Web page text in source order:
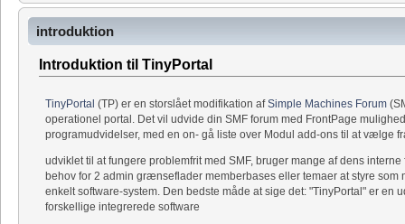
introduktion
Introduktion til TinyPortal
TinyPortal (TP) er en storslået modifikation afSimple Machines Forum
operationel portal. Det vil udvide din SMF forum med FrontPage
programudvidelser, med en on- gå liste over Modul add-ons til at vælge
udviklet til at fungere problemfrit med SMF, bruger mange af dens
behov for 2 admin grænseflader memberbases eller temaer at styre som
enkelt software-system. Den bedste måde at sige det: "TinyPortal" er en
forskellige integrerede software